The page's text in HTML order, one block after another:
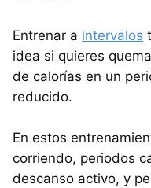
Entrenar a intervalos
idea si quieres
de calorías en un
reducido.
En estos
corriendo, periodos
descanso activo, y